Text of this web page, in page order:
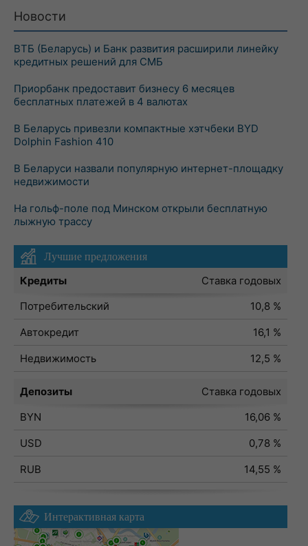
Новости
ВТБ (Беларусь) и Банк развития расширили линейку
кредитных решений для СМБ
Приорбанк предоставит бизнесу 6 месяцев
бесплатных платежей в 4 валютах
В Беларусь привезли компактные хэтчбеки BYD
Dolphin Fashion 410
В Беларуси назвали популярную интернет-площадку
недвижимости
На гольф-поле под Минском открыли бесплатную
лыжную трассу
Лучшие предложения
Кредиты
Ставка годовых
Потребительский
10,8 %
Автокредит
16,1 %
Недвижимость
12,5 %
Депозиты
Ставка годовых
BYN
16,06 %
USD
0,78 %
RUB
14,55 %
Интерактивная карта